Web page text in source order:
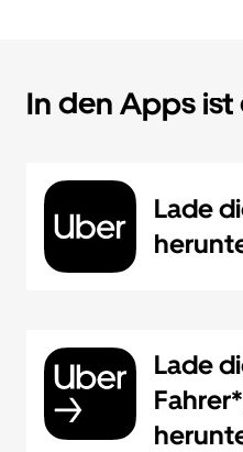
In den Apps ist
Lade
Lade